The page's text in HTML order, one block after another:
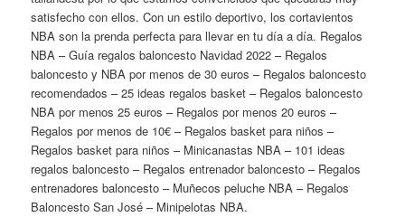
satisfecho con ellos. Con un estilo deportivo, los cortavientos
NBA son la prenda perfecta para llevar en tu día a día. Regalos
NBA – Guía regalos baloncesto Navidad 2022 – Regalos
baloncesto y NBA por menos de 30 euros – Regalos baloncesto
recomendados – 25 ideas regalos basket – Regalos baloncesto
NBA por menos 25 euros – Regalos por menos 20 euros –
Regalos por menos de 10€ – Regalos basket para niños –
Regalos basket para niños – Minicanastas NBA – 101 ideas
regalos baloncesto – Regalos entrenador baloncesto – Regalos
entrenadores baloncesto – Muñecos peluche NBA – Regalos
Baloncesto San José – Minipelotas NBA.